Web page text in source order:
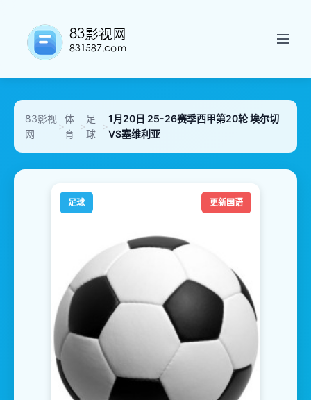
83影视
网
>
体
育
>
足
球
>
1月20日 25-26赛季西甲第20轮 埃尔切
VS塞维利亚
足球 更新国语